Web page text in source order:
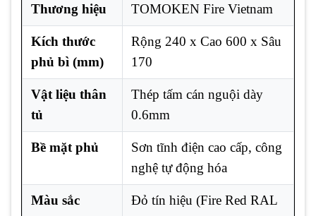
Thương hiệu TOMOKEN Fire Vietnam
Kích thước
phủ bì (mm)
Rộng 240 x Cao 600 x Sâu
170
Vật liệu thân
tủ
Thép tấm cán nguội dày
0.6mm
Bề mặt phủ
Sơn tĩnh điện cao cấp, công
nghệ tự động hóa
Màu sắc
Đỏ tín hiệu (Fire Red RAL